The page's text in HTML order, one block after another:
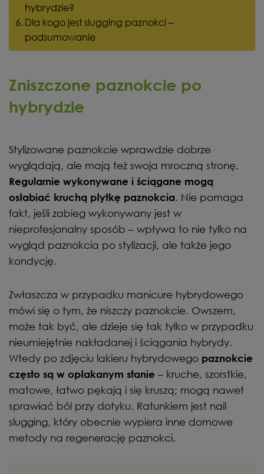
hybrydzie?
Dla kogo jest slugging paznokci –
podsumowanie
Zniszczone paznokcie po
hybrydzie
Stylizowane paznokcie wprawdzie dobrze
wyglądają, ale mają też swoja mroczną stronę.
Regularnie wykonywane i ściągane mogą
osłabiać kruchą płytkę paznokcia. Nie pomaga
fakt, jeśli zabieg wykonywany jest w
nieprofesjonalny sposób – wpływa to nie tylko na
wygląd paznokcia po stylizacji, ale także jego
kondycję.
Zwłaszcza w przypadku manicure hybrydowego
mówi się o tym, że niszczy paznokcie. Owszem,
może tak być, ale dzieje się tak tylko w przypadku
nieumiejętnie nakładanej i ściągania hybrydy.
Wtedy po zdjęciu lakieru hybrydowego paznokcie
często są w opłakanym stanie – kruche, szorstkie,
matowe, łatwo pękają i się kruszą; mogą nawet
sprawiać ból przy dotyku. Ratunkiem jest nail
slugging, który obecnie wypiera inne domowe
metody na regenerację paznokci.